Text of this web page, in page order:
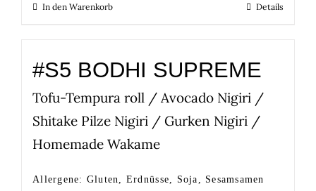
In den Warenkorb Details
#S5 BODHI SUPREME
Tofu-Tempura roll / Avocado Nigiri /
Shitake Pilze Nigiri / Gurken Nigiri /
Homemade Wakame
Allergene: Gluten, Erdnüsse, Soja, Sesamsamen